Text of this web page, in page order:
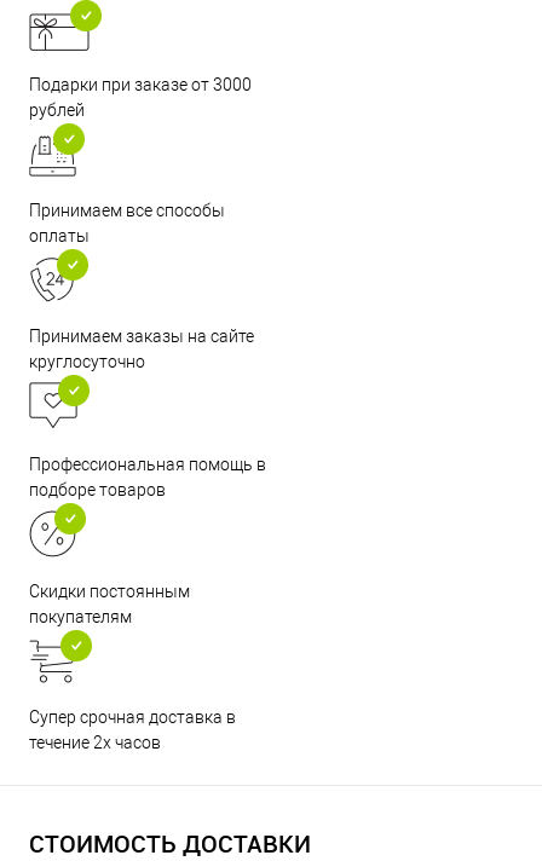
Подарки при заказе от 3000
рублей
Принимаем все способы
оплаты
Принимаем заказы на сайте
круглосуточно
Профессиональная помощь в
подборе товаров
Скидки постоянным
покупателям
Супер срочная доставка в
течение 2х часов
СТОИМОСТЬ ДОСТАВКИ